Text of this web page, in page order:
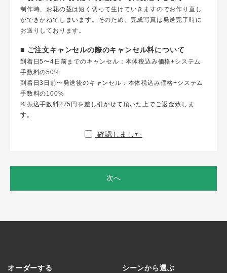
制作時、お花の茎は短く切って生けていきますのでお作り直し
ができかねてしまいます。そのため、完成写真は発送完了時に
お送りしております。
■ ご注文キャンセルの際のキャンセル料について
到着日5〜4日前までのキャンセル：本体税込み価格+システム
手数料の50%
到着日3日前〜発送後のキャンセル：本体税込み価格+システム
手数料の100%
※振込手数料275円を差し引かせて頂いた上でご返金致しま
す。
確認しました
次へ
オーダーする シーンから選ぶ